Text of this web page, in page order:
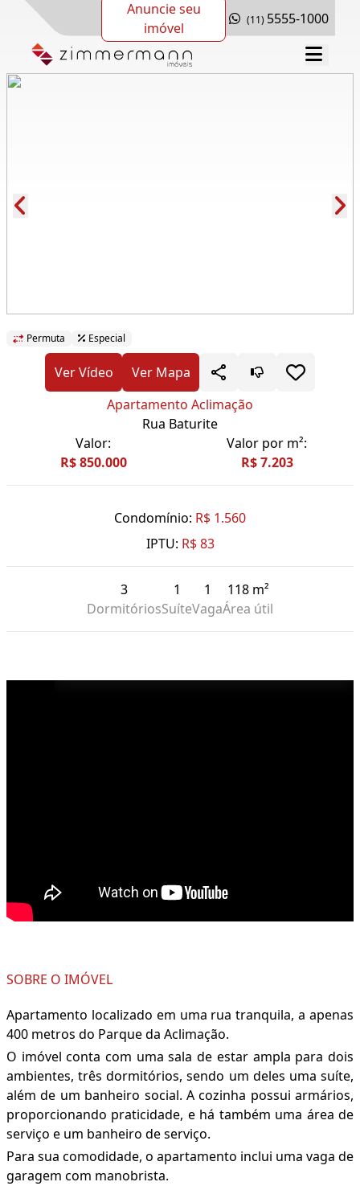
Anuncie seu
imóvel
(11) 5555-1000
Permuta Especial
Ver Vídeo
Ver Mapa
Apartamento Aclimação
Rua Baturite
Valor:
R$ 850.000
Valor por m²:
R$ 7.203
Condomínio: R$ 1.560
IPTU: R$ 83
3
Dormitórios
1
Suíte
1
Vaga
118 m²
Área útil
SOBRE O IMÓVEL
Apartamento localizado em uma rua tranquila, a apenas
400 metros do Parque da Aclimação.
O imóvel conta com uma sala de estar ampla para dois
ambientes, três dormitórios, sendo um deles uma suíte,
além de um banheiro social. A cozinha possui armários,
proporcionando praticidade, e há também uma área de
serviço e um banheiro de serviço.
Para sua comodidade, o apartamento inclui uma vaga de
garagem com manobrista.